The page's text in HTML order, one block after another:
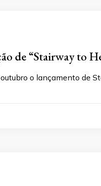
de “Stairway to
o lançamento de